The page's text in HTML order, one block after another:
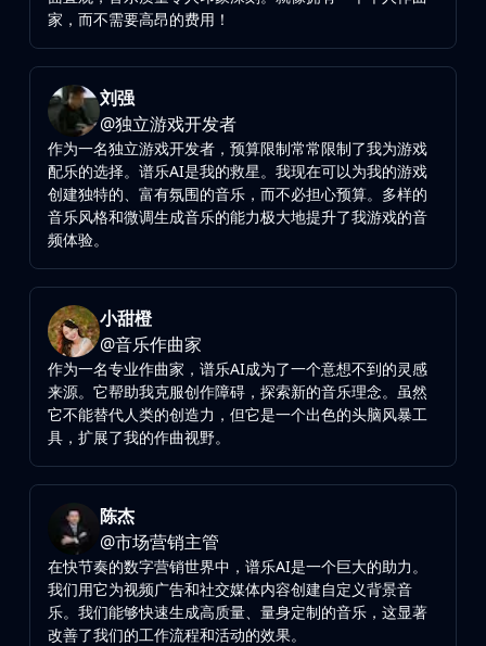
家，而不需要高昂的费用！
刘强
@独立游戏开发者
作为一名独立游戏开发者，预算限制常常限制了我为游戏
配乐的选择。谱乐AI是我的救星。我现在可以为我的游戏
创建独特的、富有氛围的音乐，而不必担心预算。多样的
音乐风格和微调生成音乐的能力极大地提升了我游戏的音
频体验。
小甜橙
@音乐作曲家
作为一名专业作曲家，谱乐AI成为了一个意想不到的灵感
来源。它帮助我克服创作障碍，探索新的音乐理念。虽然
它不能替代人类的创造力，但它是一个出色的头脑风暴工
具，扩展了我的作曲视野。
陈杰
@市场营销主管
在快节奏的数字营销世界中，谱乐AI是一个巨大的助力。
我们用它为视频广告和社交媒体内容创建自定义背景音
乐。我们能够快速生成高质量、量身定制的音乐，这显著
改善了我们的工作流程和活动的效果。